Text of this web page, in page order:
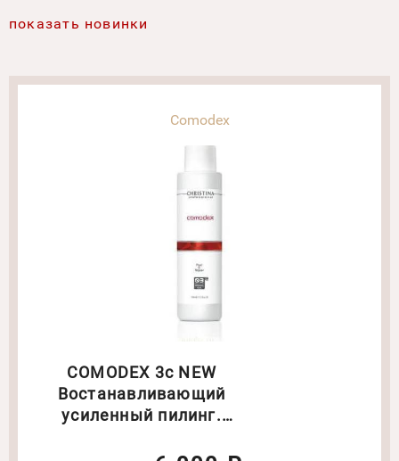
показать новинки
Comodex
COMODEX 3с NEW
Востанавливающий
усиленный пилинг.